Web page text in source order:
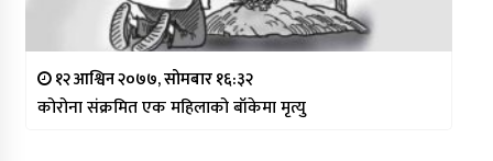
१२ आश्विन २०७७, सोमबार १६:३२
कोरोना संक्रमित एक महिलाको बाँकेमा मृत्यु